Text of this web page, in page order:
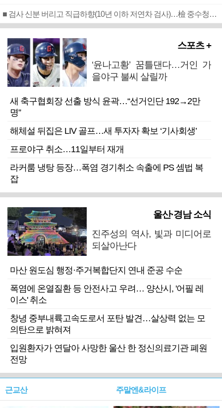
■ 검사 신분 버리고 직급하향(10년 이하 저연차 검사)…檢 중수청행 기피
스포츠 +
‘윤나고황’ 꿈틀댄다…거인 가
을야구 불씨 살릴까
새 축구협회장 선출 방식 윤곽…“선거인단 192→2만
명”
해체설 뒤집은 LIV 골프…새 투자자 확보 ‘기사회생’
프로야구 취소…11일부터 재개
라커룸 냉탕 등장…폭염 경기취소 속출에 PS 셈법 복
잡
울산·경남 소식
진주성의 역사, 빛과 미디어로
되살아난다
마산 원도심 행정·주거복합단지 연내 준공 수순
폭염에 온열질환 등 안전사고 우려… 양산시, '어필 레
이스' 취소
창녕 중부내륙고속도로서 포탄 발견…살상력 없는 모
의탄으로 밝혀져
입원환자가 연달아 사망한 울산 한 정신의료기관 폐원
전망
근교산 주말엔&라이프